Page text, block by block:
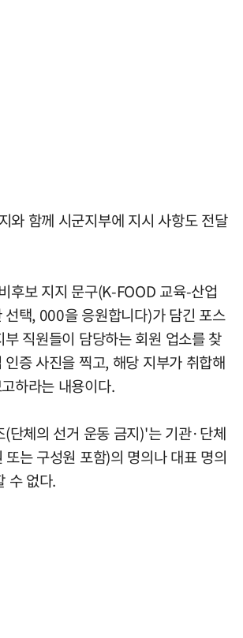
와 함께 시군지부에 지시 사항도 전달
후보 지지 문구(K-FOOD 교육-산업
선택, 000을 응원합니다)가 담긴 포스
직원들이 담당하는 회원 업소를 찾
증 사진을 찍고, 해당 지부가 취합해
하라는 내용이다.
단체의 선거 운동 금지)'는 기관·단체
또는 구성원 포함)의 명의나 대표 명의
수 없다.